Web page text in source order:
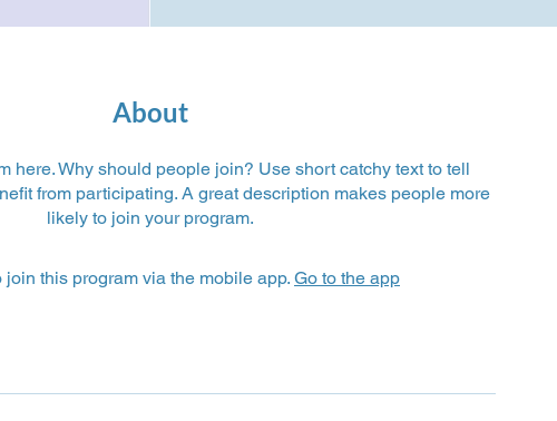
About
here. Why should people join? Use short catchy text to tell
from participating. A great description makes people more
likely to join your program.
join this program via the mobile app. Go to the app